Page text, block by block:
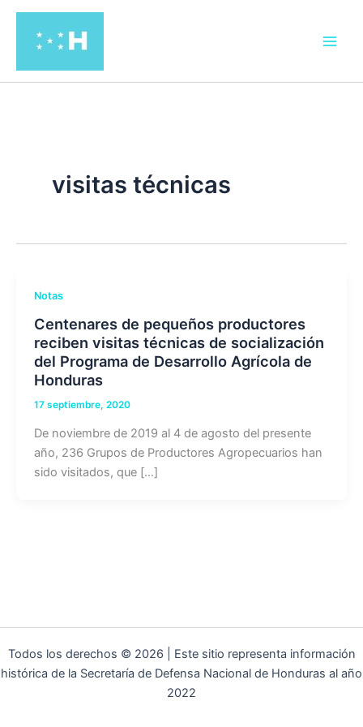
contenido
visitas técnicas
Notas
Centenares de pequeños productores
reciben visitas técnicas de socialización
del Programa de Desarrollo Agrícola de
Honduras
17 septiembre, 2020
De noviembre de 2019 al 4 de agosto del presente
año, 236 Grupos de Productores Agropecuarios han
sido visitados, que […]
Todos los derechos © 2026 | Este sitio representa información
histórica de la Secretaría de Defensa Nacional de Honduras al año
2022